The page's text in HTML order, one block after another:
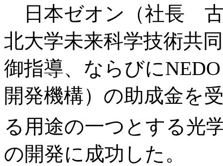
日本ゼオン（社長 古
北大学未来科学技術共
御指導、ならびに
開発機構）の助成金を
る用途の一つとする光
の開発に成功した。